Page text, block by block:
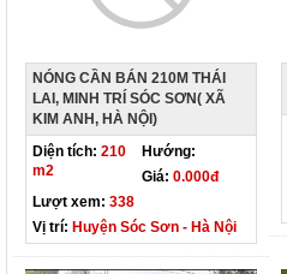
NÓNG CẦN BÁN 210M THÁI
LAI, MINH TRÍ SÓC SƠN( XÃ
KIM ANH, HÀ NỘI)
Diện tích: 210
m2
Hướng:
Giá: 0.000đ
Lượt xem: 338
Vị trí: Huyện Sóc Sơn - Hà Nội